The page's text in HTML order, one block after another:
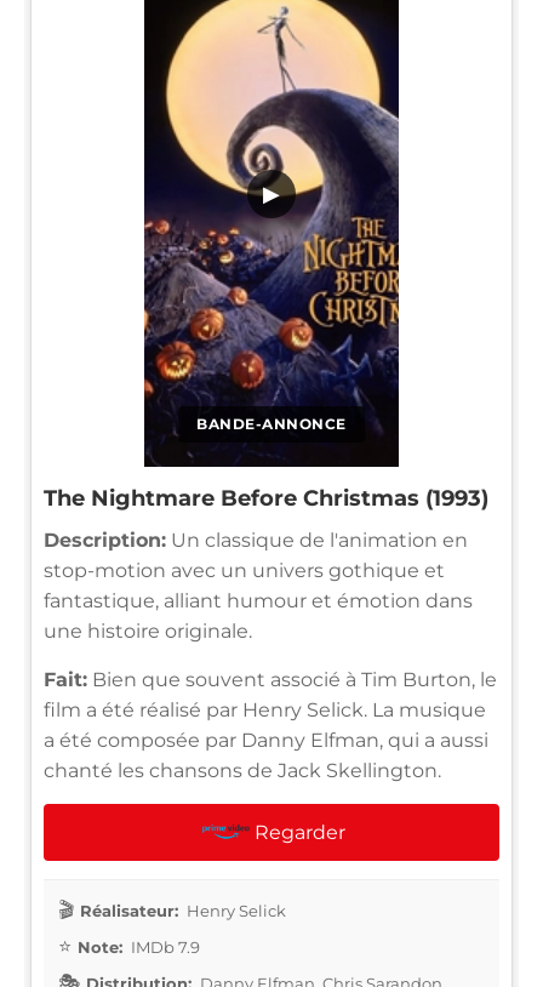
BANDE-ANNONCE
▶
The Nightmare Before Christmas (1993)
Description: Un classique de l'animation en
stop-motion avec un univers gothique et
fantastique, alliant humour et émotion dans
une histoire originale.
Fait: Bien que souvent associé à Tim Burton, le
film a été réalisé par Henry Selick. La musique
a été composée par Danny Elfman, qui a aussi
chanté les chansons de Jack Skellington.
Regarder
Réalisateur: Henry Selick
Note: IMDb 7.9
Distribution: Danny Elfman, Chris Sarandon,